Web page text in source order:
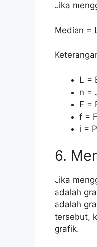
Jika
Median =
L =
n =
F =
f =
i =
6.
Jika
adalah
adalah
tersebut,
grafik.